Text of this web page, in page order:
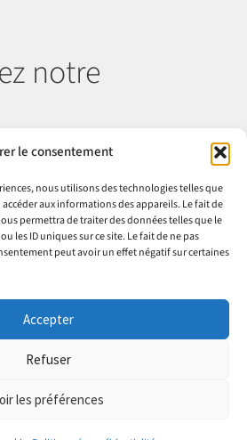
le consentement
nous utilisons des technologies telles que
aux informations des appareils. Le fait de
permettra de traiter des données telles que le
les ID uniques sur ce site. Le fait de ne pas
peut avoir un effet négatif sur certaines
Accepter
Refuser
les préférences
notre